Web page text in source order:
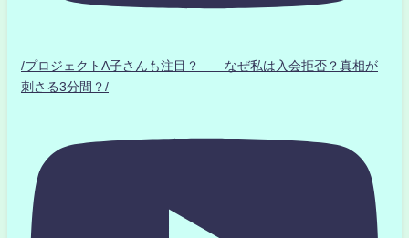
/プロジェクトA子さんも注目？ なぜ私は入会拒否？真相が
刺さる3分間？/